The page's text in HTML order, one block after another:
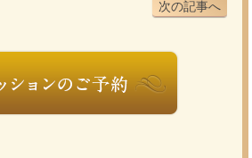
次の記事へ